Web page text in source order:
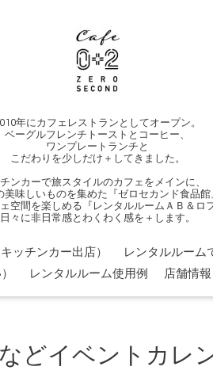
年にカフェレストランとしてオープン。
ベーグルフレンチトーストとコーヒー、
ワンプレートランチと
こだわりを少しだけ＋してきました。
ンカーで旅スタイルのカフェをメインに、
美味しいものを集めた『ゼロセカンド食品館
空間を楽しめる『レンタルルームＡＢ＆ロ
日々に非日常感とわくわく感を＋します。
ッチンカー出店）
レンタルルーム
レンタルルーム使用例 店舗情報
どイベントカレ